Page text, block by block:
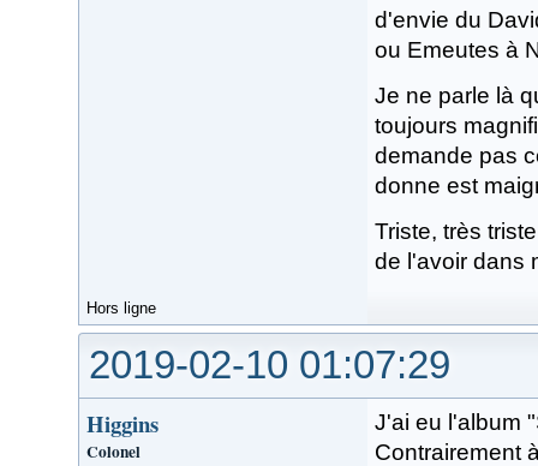
d'envie du
ou Emeutes à
Je ne parle là
toujours
demande pas
donne est
Triste, très
de l'avoir dans
Hors ligne
2019-02-10 01:07:29
Higgins
Colonel
J'ai eu l'album
Contrairement